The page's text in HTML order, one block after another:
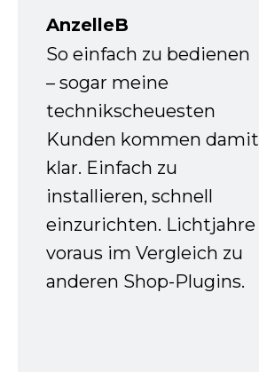
AnzelleB
So einfach zu bedienen
– sogar meine
technikscheuesten
Kunden kommen damit
klar. Einfach zu
installieren, schnell
einzurichten. Lichtjahre
voraus im Vergleich zu
anderen Shop-Plugins.